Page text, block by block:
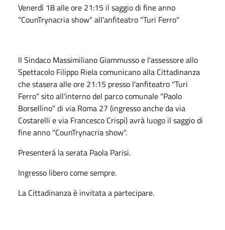
Venerdì 18 alle ore 21:15 il saggio di fine anno
"CounTrynacria show" all'anfiteatro "Turi Ferro"
Il Sindaco Massimiliano Giammusso e l'assessore allo
Spettacolo Filippo Riela comunicano alla Cittadinanza
che stasera alle ore 21:15 presso l'anfiteatro "Turi
Ferro" sito all'interno del parco comunale "Paolo
Borsellino" di via Roma 27 (ingresso anche da via
Costarelli e via Francesco Crispi) avrà luogo il saggio di
fine anno "CounTrynacria show".
Presenterà la serata Paola Parisi.
Ingresso libero come sempre.
La Cittadinanza è invitata a partecipare.